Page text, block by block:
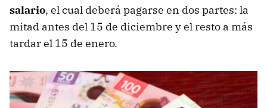
salario, el cual deberá pagarse en dos partes: la
mitad antes del 15 de diciembre y el resto a más
tardar el 15 de enero.